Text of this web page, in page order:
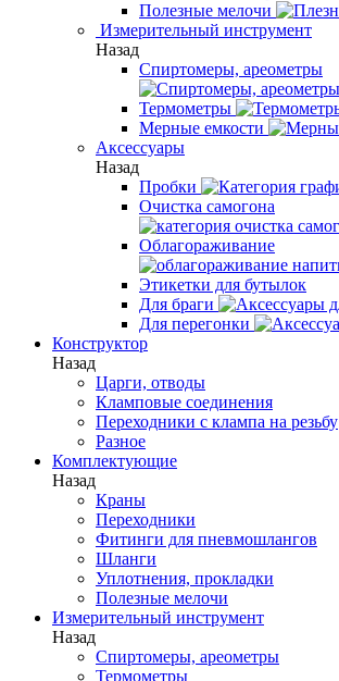
Полезные мелочи
Измерительный инструмент
Назад
Спиртомеры, ареометры
Термометры
Мерные емкости
Аксессуары
Назад
Пробки
Очистка самогона
Облагораживание
Этикетки для бутылок
Для браги
Для перегонки
Конструктор
Назад
Царги, отводы
Кламповые соединения
Переходники с клампа на резьбу
Разное
Комплектующие
Назад
Краны
Переходники
Фитинги для пневмошлангов
Шланги
Уплотнения, прокладки
Полезные мелочи
Измерительный инструмент
Назад
Спиртомеры, ареометры
Термометры